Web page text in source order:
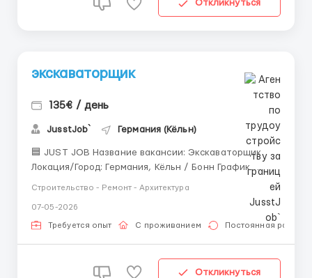
Откликнуться
экскаваторщик
135€ / день
JusstJob` Германия (Кёльн)
🟦 JUST JOB Название вакансии: Экскаваторщик
Локация/Город: Германия, Кёльн / Бонн График
работы в месяц: около 220 часов Уровень ЗП: 135 € /
день Аванс: предоставляется после 2 от...
Строительство - Ремонт - Архитектура
07-05-2026
Требуется опыт С проживанием Постоянная работа
Откликнуться